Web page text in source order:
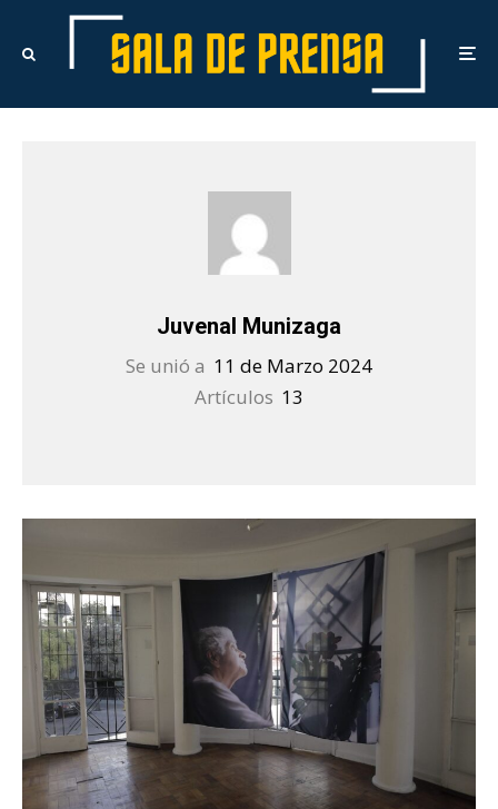
Juvenal Munizaga
Se unió a 11 de Marzo 2024
Artículos 13